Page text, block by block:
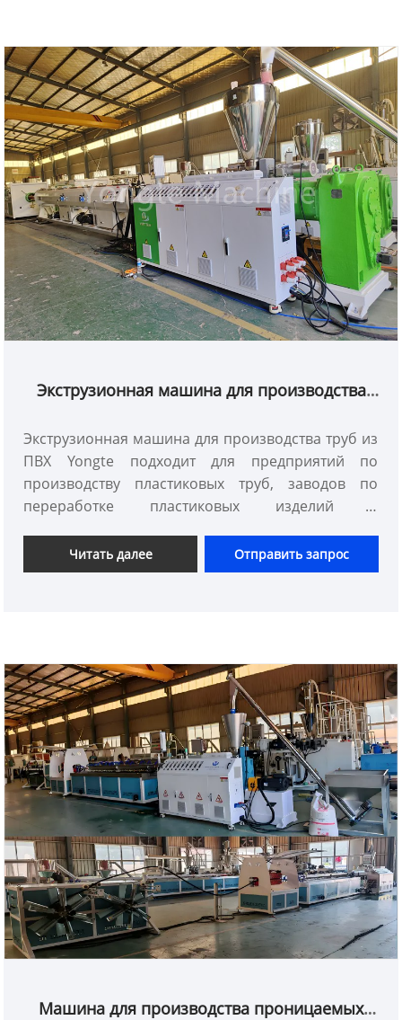
Экструзионная машина для производства
Экструзионная машина для производства труб из
ПВХ Yongte подходит для предприятий по
производству пластиковых труб, заводов по
переработке пластиковых изделий и
ПВХ могут найти широкое применение в
различных сферах, в том числе в водоснабжении
Читать далее Отправить запрос
Машина для производства проницаемых